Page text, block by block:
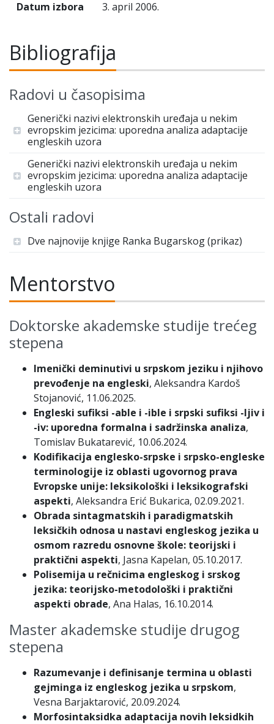
Datum izbora 3. april 2006.
Bibliografija
Radovi u časopisima
Generički nazivi elektronskih uređaja u nekim
evropskim jezicima: uporedna analiza adaptacije
engleskih uzora
Generički nazivi elektronskih uređaja u nekim
evropskim jezicima: uporedna analiza adaptacije
engleskih uzora
Ostali radovi
Dve najnovije knjige Ranka Bugarskog (prikaz)
Mentorstvo
Doktorske akademske studije trećeg
stepena
Imenički deminutivi u srpskom jeziku i njihovo
prevođenje na engleski, Aleksandra Kardoš
Stojanović, 11.06.2025.
Engleski sufiksi -able i -ible i srpski sufiksi -ljiv i
-iv: uporedna formalna i sadržinska analiza,
Tomislav Bukatarević, 10.06.2024.
Kodifikacija englesko-srpske i srpsko-engleske
terminologije iz oblasti ugovornog prava
Evropske unije: leksikološki i leksikografski
aspekti, Aleksandra Erić Bukarica, 02.09.2021.
Obrada sintagmatskih i paradigmatskih
leksičkih odnosa u nastavi engleskog jezika u
osmom razredu osnovne škole: teorijski i
praktični aspekti, Jasna Kapelan, 05.10.2017.
Polisemija u rečnicima engleskog i srskog
jezika: teorijsko-metodološki i praktični
aspekti obrade, Ana Halas, 16.10.2014.
Master akademske studije drugog
stepena
Razumevanje i definisanje termina u oblasti
gejminga iz engleskog jezika u srpskom,
Vesna Barjaktarović, 20.09.2024.
Morfosintaksidka adaptacija novih leksidkih